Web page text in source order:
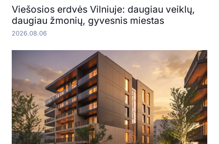
Viešosios erdvės Vilniuje: daugiau veiklų,
daugiau žmonių, gyvesnis miestas
2026.08.06